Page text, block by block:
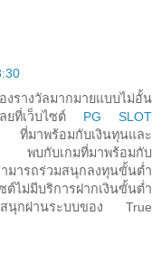
รางวัลมากมายแบบไม่อั้น
ยที่เว็บไซต์ PG SLOT
ที่มาพร้อมกับเงินทุนและ
บกับเกมที่มาพร้อมกับ
ารถร่วมสนุกลงทุนขั้นต่ำ
ต์ไม่มีบริการฝากเงินขั้นต่ำ
มสนุกผ่านระบบของ True